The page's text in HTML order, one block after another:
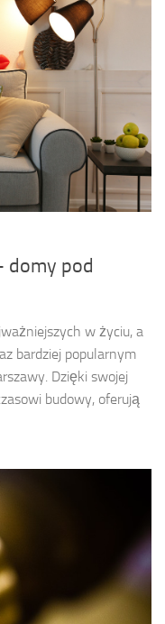
domy pod
w życiu, a
bardziej popularnym
Dzięki swojej
budowy, oferują